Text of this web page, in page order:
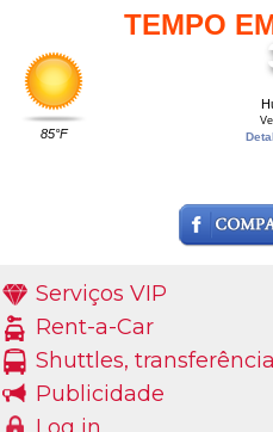
TEMPO
85°F
Serviços VIP
Rent-a-Car
Shuttles,
Publicidade